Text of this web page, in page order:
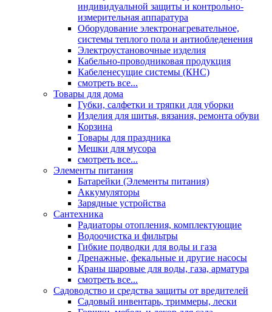
индивидуальной защиты и контрольно-
измерительная аппаратура
Оборудование электронагревательное,
системы теплого пола и антиобледенения
Электроустановочные изделия
Кабельно-проводниковая продукция
Кабеленесущие системы (КНС)
смотреть все...
Товары для дома
Губки, салфетки и тряпки для уборки
Изделия для шитья, вязания, ремонта обуви
Корзина
Товары для праздника
Мешки для мусора
смотреть все...
Элементы питания
Батарейки (Элементы питания)
Аккумуляторы
Зарядные устройства
Сантехника
Радиаторы отопления, комплектующие
Водоочистка и фильтры
Гибкие подводки для воды и газа
Дренажные, фекальные и другие насосы
Краны шаровые для воды, газа, арматура
смотреть все...
Садоводство и средства защиты от вредителей
Садовый инвентарь, триммеры, лески